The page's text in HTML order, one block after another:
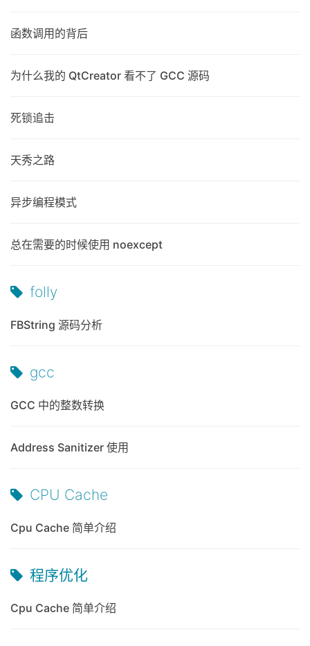
函数调用的背后
为什么我的 QtCreator 看不了 GCC 源码
死锁追击
天秀之路
异步编程模式
总在需要的时候使用 noexcept
folly
FBString 源码分析
gcc
GCC 中的整数转换
Address Sanitizer 使用
CPU Cache
Cpu Cache 简单介绍
程序优化
Cpu Cache 简单介绍